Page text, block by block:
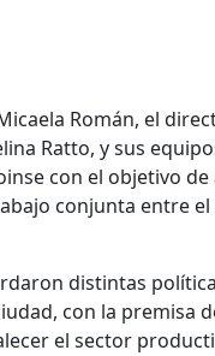
Román, el
Ratto, y sus
con el objetivo
conjunta entre
distintas
con la premisa
el sector